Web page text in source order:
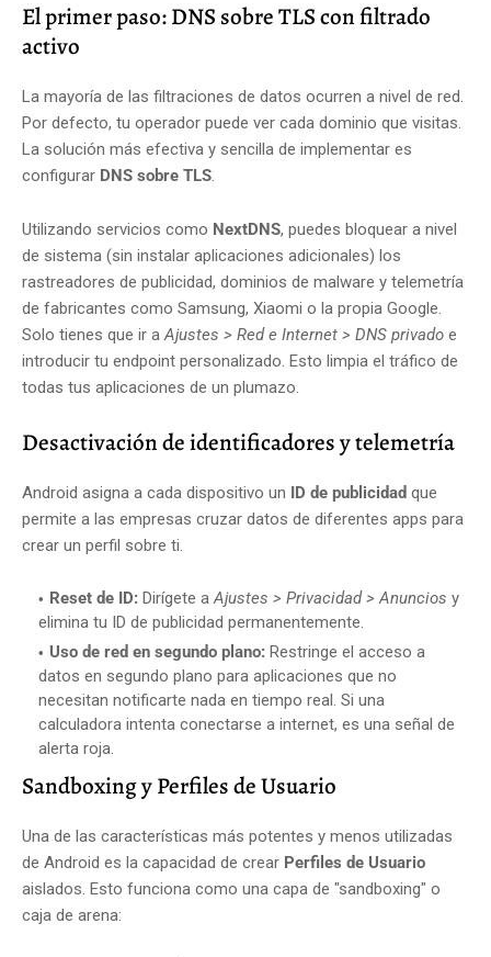
El primer paso: DNS sobre TLS con filtrado
activo
La mayoría de las filtraciones de datos ocurren a nivel de red.
Por defecto, tu operador puede ver cada dominio que visitas.
La solución más efectiva y sencilla de implementar es
configurar DNS sobre TLS.
Utilizando servicios como NextDNS, puedes bloquear a nivel
de sistema (sin instalar aplicaciones adicionales) los
rastreadores de publicidad, dominios de malware y telemetría
de fabricantes como Samsung, Xiaomi o la propia Google.
Solo tienes que ir aAjustes > Red e Internet > DNS privado e
introducir tu endpoint personalizado. Esto limpia el tráfico de
todas tus aplicaciones de un plumazo.
Desactivación de identificadores y telemetría
Android asigna a cada dispositivo un ID de publicidad que
permite a las empresas cruzar datos de diferentes apps para
crear un perfil sobre ti.
Reset de ID: Dirígete aAjustes > Privacidad > Anuncios y
elimina tu ID de publicidad permanentemente.
Uso de red en segundo plano: Restringe el acceso a
datos en segundo plano para aplicaciones que no
necesitan notificarte nada en tiempo real. Si una
calculadora intenta conectarse a internet, es una señal de
alerta roja.
Sandboxing y Perfiles de Usuario
Una de las características más potentes y menos utilizadas
de Android es la capacidad de crear Perfiles de Usuario
aislados. Esto funciona como una capa de "sandboxing" o
caja de arena: